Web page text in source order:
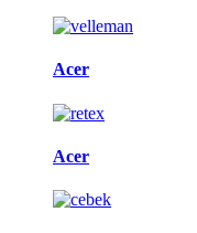
Acer
Acer